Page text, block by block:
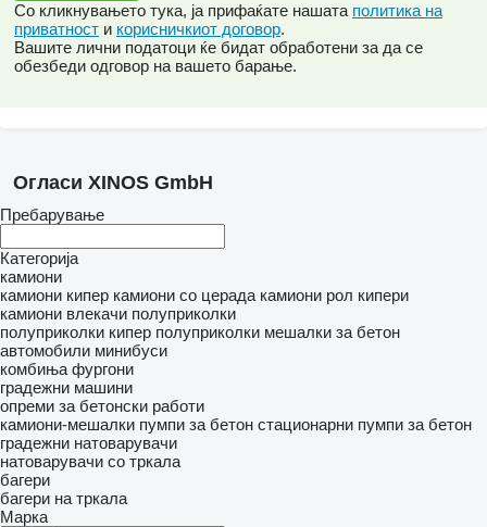
Со кликнувањето тука, ја прифаќате нашата политика на
приватност и корисничкиот договор.
Вашите лични податоци ќе бидат обработени за да се
обезбеди одговор на вашето барање.
Огласи XINOS GmbH
Пребарување
Категорија
камиони
камиони кипер камиони со церада камиони рол кипери
камиони влекачи полуприколки
полуприколки кипер полуприколки мешалки за бетон
автомобили минибуси
комбиња фургони
градежни машини
опреми за бетонски работи
камиони-мешалки пумпи за бетон стационарни пумпи за бетон
градежни натоварувачи
натоварувачи со тркала
багери
багери на тркала
Марка